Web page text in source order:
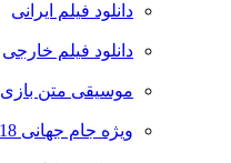
دانلود فیلم ایرانی
دانلود فیلم خارجی
موسیقی متن بازی و فیلم
ویژه جام جهانی 2018 روسیه